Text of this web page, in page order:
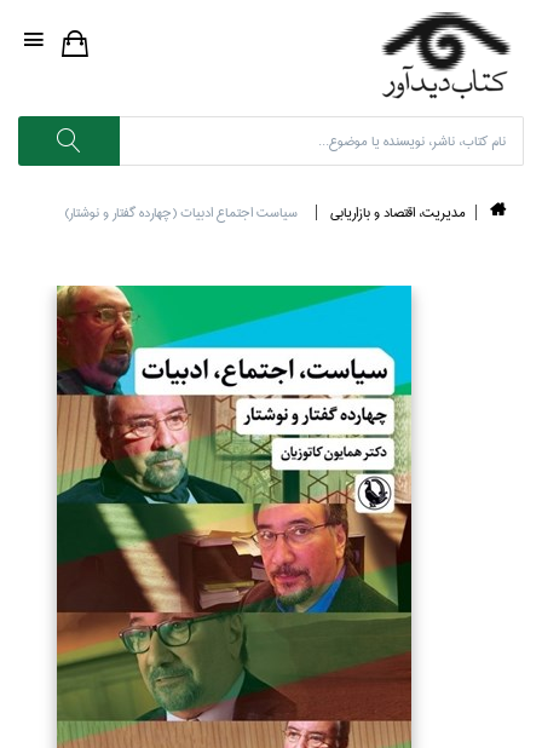
مديريت، اقتصاد و بازاريابي سياست اجتماع ادبيات (چهارده گفتار و نوشتار)